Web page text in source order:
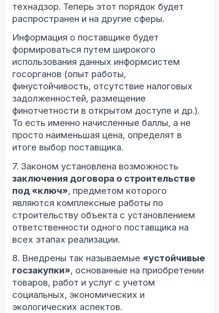
технадзор. Теперь этот порядок будет
распространен и на другие сферы.
Информация о поставщике будет
формироваться путем широкого
использования данных информсистем
госорганов (опыт работы,
финустойчивость, отсутствие налоговых
задолженностей, размещение
финотчетности в открытом доступе и др.).
То есть именно начисленные баллы, а не
просто наименьшая цена, определят в
итоге выбор поставщика.
7. Законом установлена возможность
заключения договора о строительстве
под «ключ», предметом которого
являются комплексные работы по
строительству объекта с установлением
ответственности одного поставщика на
всех этапах реализации.
8. Внедрены так называемые «устойчивые
госзакупки», основанные на приобретении
товаров, работ и услуг с учетом
социальных, экономических и
экологических аспектов.